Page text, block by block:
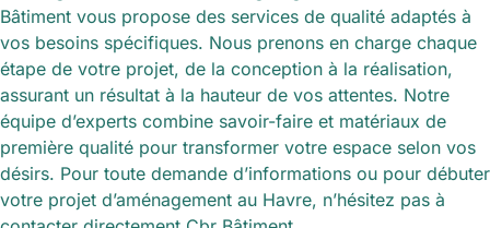
Bâtiment vous propose des services de qualité adaptés à
vos besoins spécifiques. Nous prenons en charge chaque
étape de votre projet, de la conception à la réalisation,
assurant un résultat à la hauteur de vos attentes. Notre
équipe d’experts combine savoir-faire et matériaux de
première qualité pour transformer votre espace selon vos
désirs. Pour toute demande d’informations ou pour débuter
votre projet d’aménagement au Havre, n’hésitez pas à